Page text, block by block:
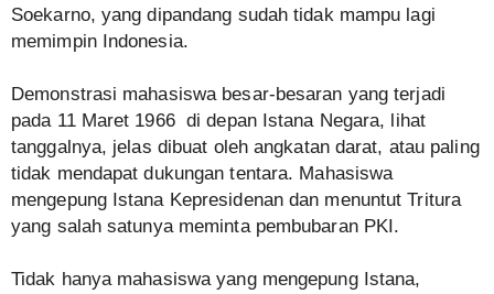
Soekarno, yang dipandang sudah tidak mampu lagi
memimpin Indonesia.
Demonstrasi mahasiswa besar-besaran yang terjadi
pada 11 Maret 1966 di depan Istana Negara, lihat
tanggalnya, jelas dibuat oleh angkatan darat, atau paling
tidak mendapat dukungan tentara. Mahasiswa
mengepung Istana Kepresidenan dan menuntut Tritura
yang salah satunya meminta pembubaran PKI.
Tidak hanya mahasiswa yang mengepung Istana,